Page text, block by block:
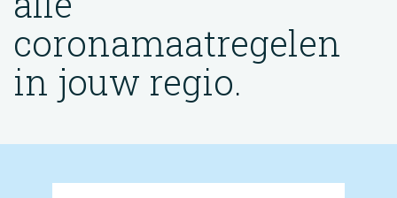
coronamaatregelen
in jouw regio.